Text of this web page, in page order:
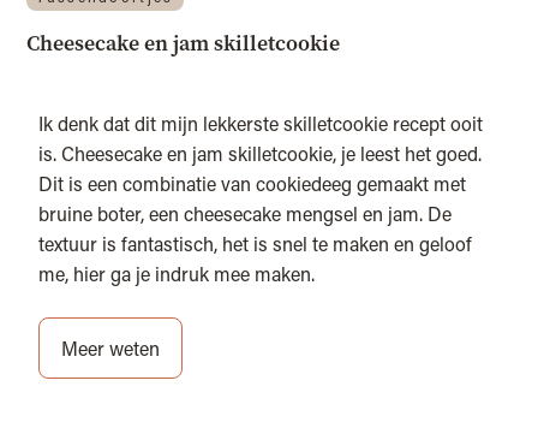
Cheesecake en jam skilletcookie
Ik denk dat dit mijn lekkerste skilletcookie recept ooit
is. Cheesecake en jam skilletcookie, je leest het goed.
Dit is een combinatie van cookiedeeg gemaakt met
bruine boter, een cheesecake mengsel en jam. De
textuur is fantastisch, het is snel te maken en geloof
me, hier ga je indruk mee maken.
Meer weten